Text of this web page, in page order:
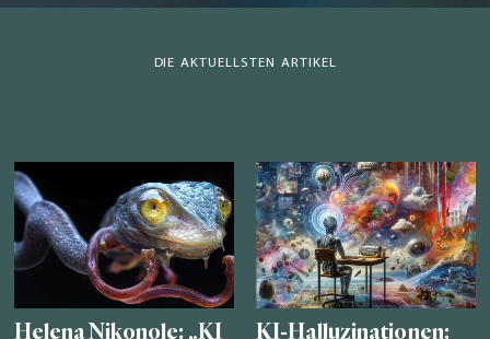
DIE AKTUELLSTEN ARTIKEL
Helena Nikonole: „KI
KI-Halluzinationen: